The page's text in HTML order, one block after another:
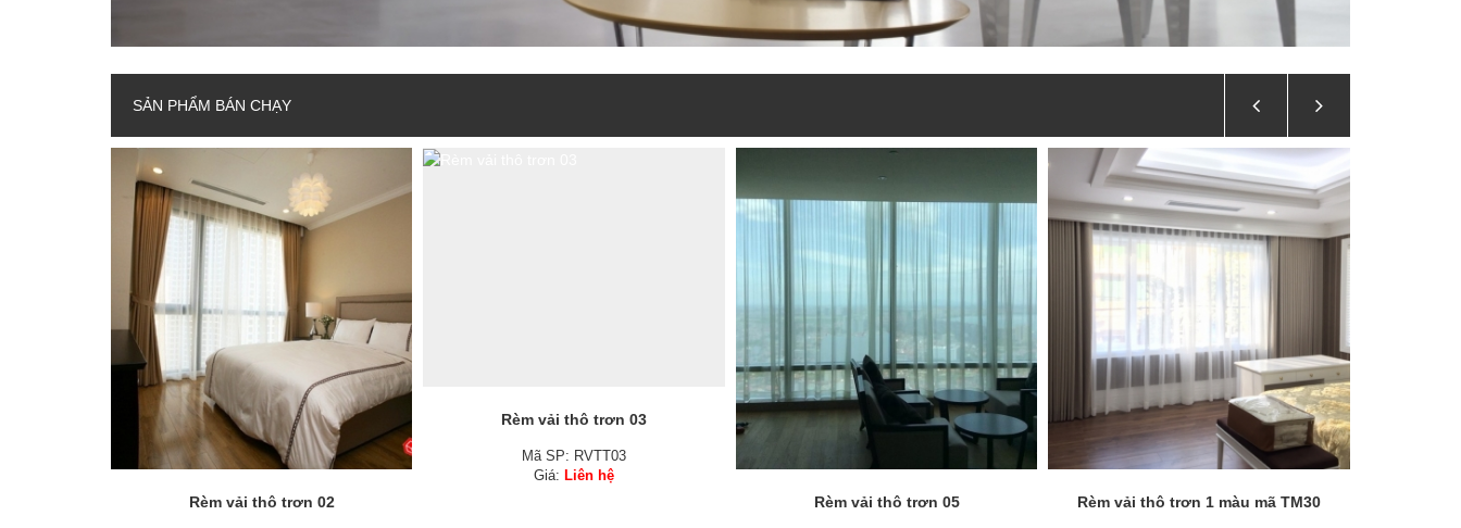
SẢN PHẨM BÁN CHẠY
Rèm vải thô trơn 02
Rèm vải thô trơn 03
Mã SP: RVTT03
Giá:Liên hệ
Rèm vải thô trơn 05 Rèm vải thô trơn 1 màu mã TM30